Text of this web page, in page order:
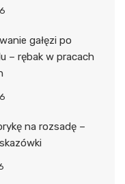
gałęzi po
– rębak w pracach
na rozsadę –